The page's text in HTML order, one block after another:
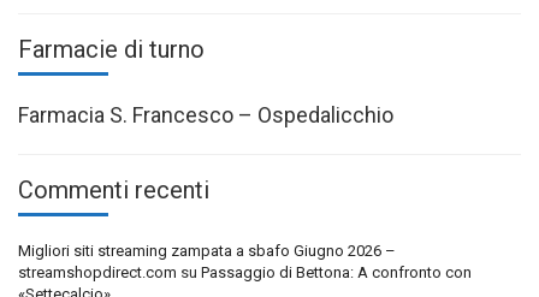
Farmacie di turno
Farmacia S. Francesco – Ospedalicchio
Commenti recenti
Migliori siti streaming zampata a sbafo Giugno 2026 –
streamshopdirect.com su Passaggio di Bettona: A confronto con